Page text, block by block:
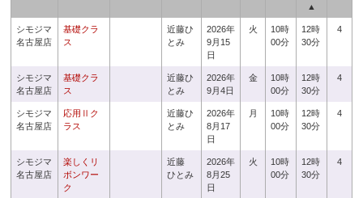
▲
シモジマ
名古屋店
基礎クラ
ス
近藤ひ
とみ
2026年
9月15
日
火
10時
00分
12時
30分
4
シモジマ
名古屋店
基礎クラ
ス
近藤ひ
とみ
2026年
9月4日
金
10時
00分
12時
30分
4
シモジマ
名古屋店
応用Ⅱク
ラス
近藤ひ
とみ
2026年
8月17
日
月
10時
00分
12時
30分
4
シモジマ
名古屋店
楽しくリ
ボンワー
ク
近藤
ひとみ
2026年
8月25
日
火
10時
00分
12時
30分
4